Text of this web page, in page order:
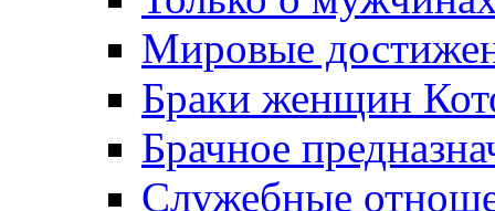
Мировые
Браки женщин
Брачное
Служебные